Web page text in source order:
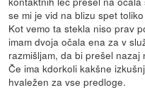
se mi je vid na blizu spet
Kot vemo ta stekla niso prav
imam dvoja očala ena za v
razmišljam, da bi prešel nazaj
Če ima kdorkoli kakšne
hvaležen za vse predloge.